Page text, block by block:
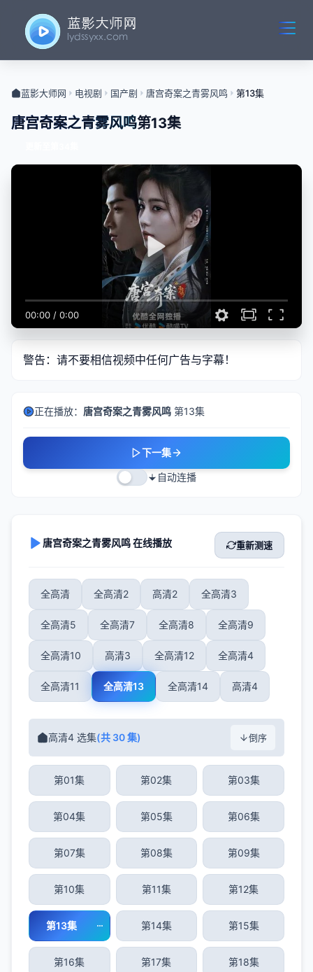
蓝影大师网 电视剧 国产剧 唐宫奇案之青雾风鸣 第13集
唐宫奇案之青雾风鸣第13集
00:00 / 0:00
警告：请不要相信视频中任何广告与字幕！
正在播放： 唐宫奇案之青雾风鸣 第13集
下一集
自动连播
唐宫奇案之青雾风鸣 在线播放 重新测速
全高清 全高清2 高清2 全高清3
全高清5 全高清7 全高清8 全高清9
全高清10 高清3 全高清12 全高清4
全高清11 全高清13 全高清14 高清4
高清4 选集(共 30 集) 倒序
第01集 第02集 第03集
第04集 第05集 第06集
第07集 第08集 第09集
第10集 第11集 第12集
第13集 第14集 第15集
第16集 第17集 第18集